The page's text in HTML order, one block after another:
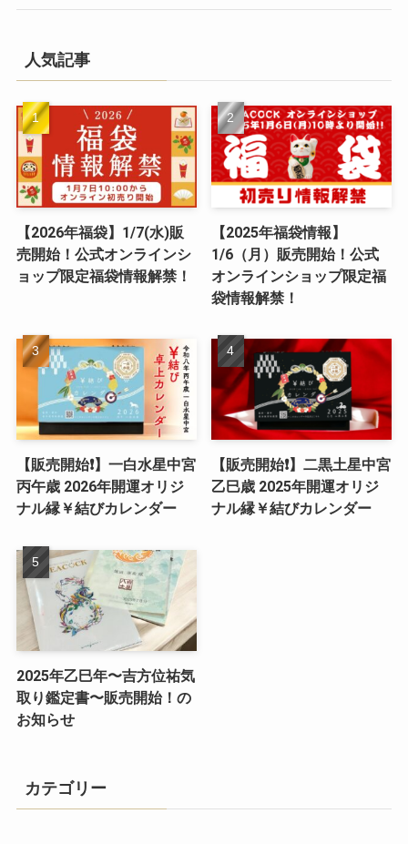
人気記事
【2026年福袋】1/7(水)販
売開始！公式オンラインシ
ョップ限定福袋情報解禁！
【2025年福袋情報】
1/6（月）販売開始！公式
オンラインショップ限定福
袋情報解禁！
【販売開始❗️】一白水星中宮
丙午歳 2026年開運オリジ
ナル縁￥結びカレンダー
【販売開始❗️】二黒土星中宮
乙巳歳 2025年開運オリジ
ナル縁￥結びカレンダー
2025年乙巳年〜吉方位祐気
取り鑑定書〜販売開始！の
お知らせ
カテゴリー